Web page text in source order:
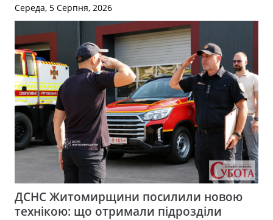
Середа, 5 Серпня, 2026
ДСНС Житомирщини посилили новою
технікою: що отримали підрозділи